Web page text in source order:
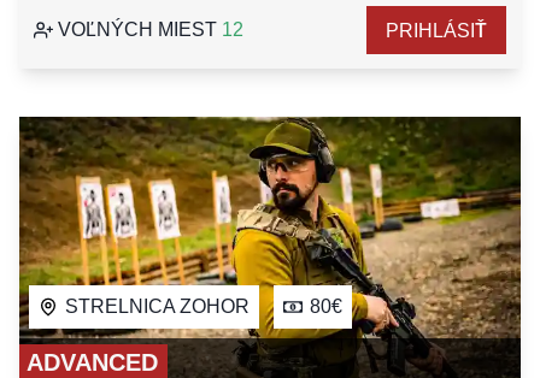
VOĽNÝCH MIEST 12 PRIHLÁSIŤ
STRELNICA ZOHOR 80€
ADVANCED